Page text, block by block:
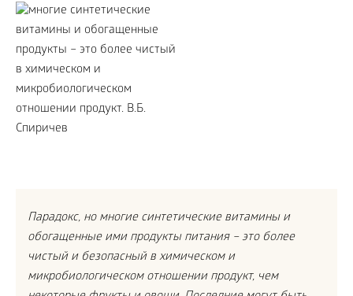
Парадокс, но многие синтетические витамины и
обогащенные ими продукты питания – это более
чистый и безопасный в химическом и
микробиологическом отношении продукт, чем